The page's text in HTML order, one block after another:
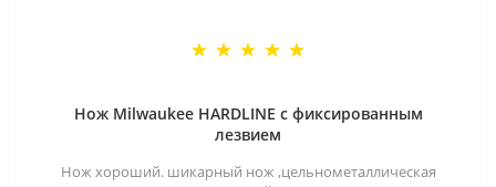
Нож Milwaukee HARDLINE с фиксированным
лезвием
Нож хороший. шикарный нож ,цельнометаллическая